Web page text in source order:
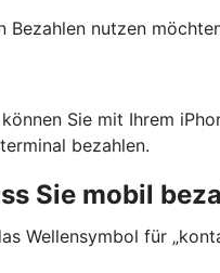
Bezahlen nutzen
Sie mit Ihrem
bezahlen.
Sie mobil
Wellensymbol für